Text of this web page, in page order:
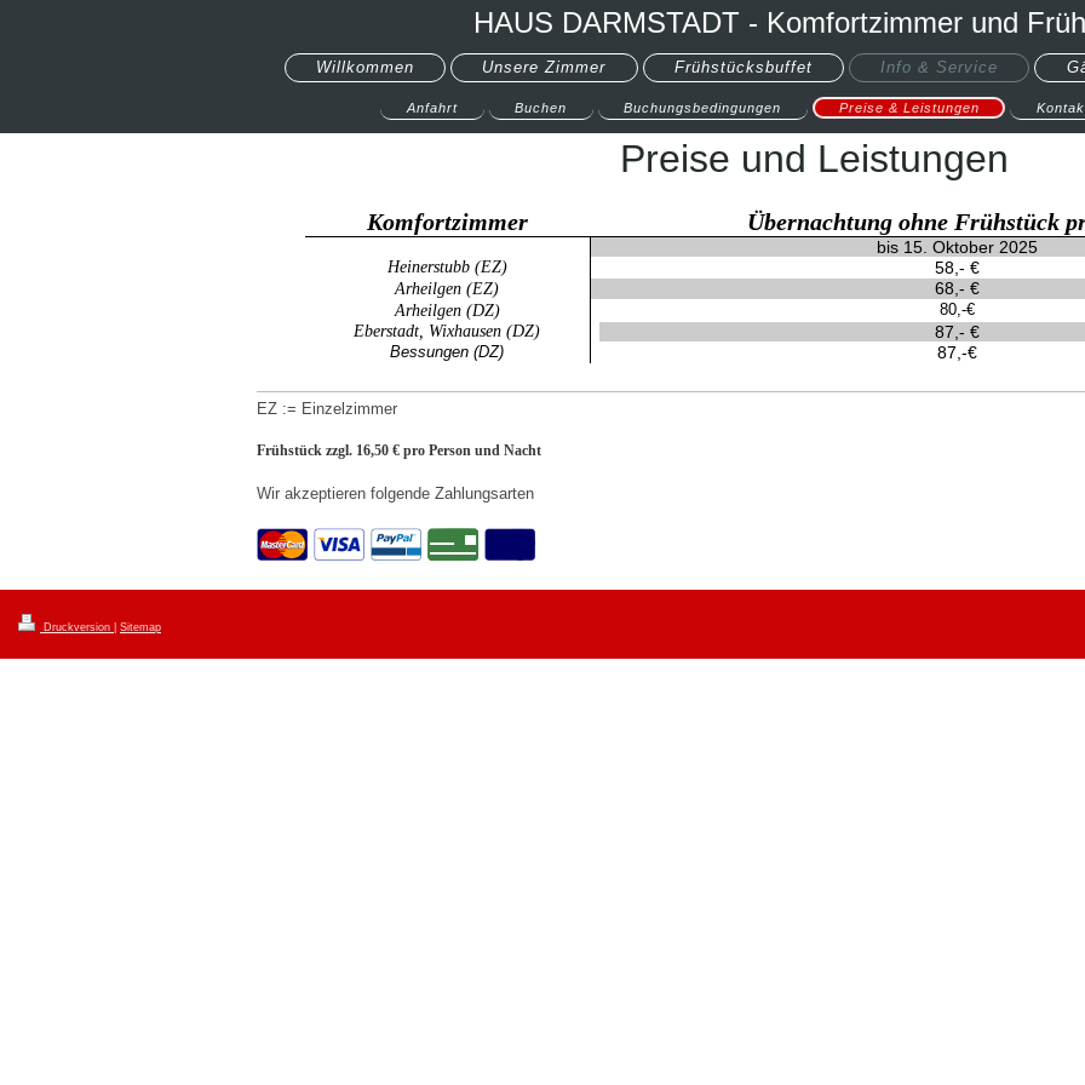
HAUS DARMSTADT - Komfortzimmer und
Willkommen Unsere Zimmer Frühstücksbuffet Info & Service
Anfahrt Buchen Buchungsbedingungen Preise & Leistungen
Preise und Leistungen
Komfortzimmer Übernachtung ohne Frühstück
bis 15. Oktober 2025
Heinerstubb (EZ) 58,- €
Arheilgen (EZ) 68,- €
Arheilgen (DZ)
80,-€
Eberstadt, Wixhausen (DZ)
87,- €
Bessungen (DZ) 87,-€
EZ := Einzelzimmer
Frühstück zzgl. 16,50 € pro Person und Nacht
Wir akzeptieren folgende Zahlungsarten
Druckversion Sitemap